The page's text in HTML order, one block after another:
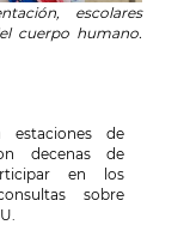
escolares
cuerpo humano.
estaciones de
decenas de
en los
sobre